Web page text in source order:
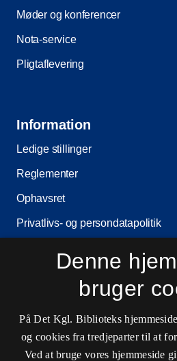
Møder og konferencer
Nota-service
Pligtaflevering
Information
Ledige stillinger
Reglementer
Ophavsret
Privatlivs- og persondatapolitik
Driftsstatus
Cookieindstillinger
Kontaktinformationer
Denne
bruger
På Det Kgl. Biblioteks
og cookies fra tredjeparter til at
Ved at bruge vores hjemmeside